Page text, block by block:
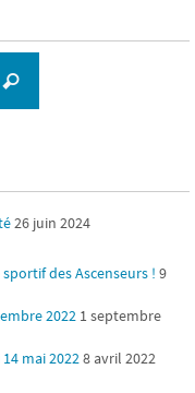
Recherche
26 juin 2024
des Ascenseurs ! 9
2022 1 septembre
mai 20228 avril 2022